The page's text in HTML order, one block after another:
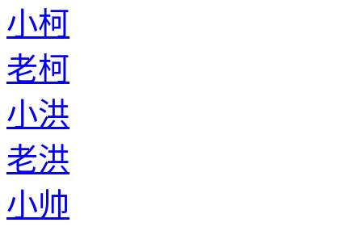
小柯
老柯
小洪
老洪
小帅